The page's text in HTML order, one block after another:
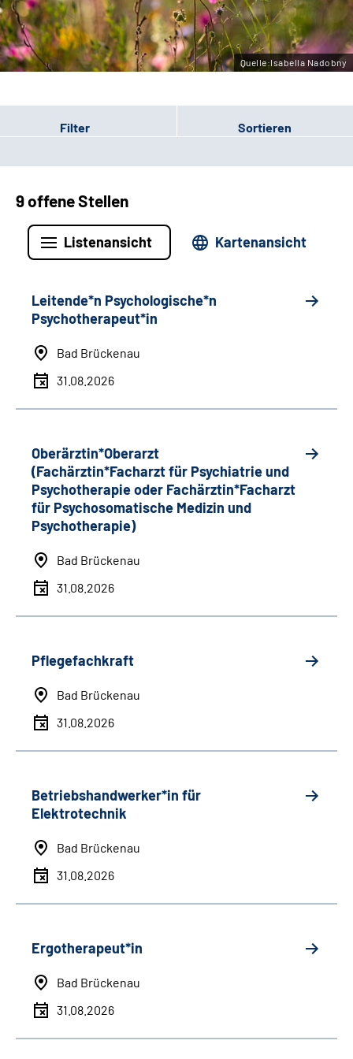
Leichte Sprache
Gebärdensprache
Quelle:Isabella Nadobny
Filter Sortieren
9 offene Stellen
Listenansicht Kartenansicht
Leitende*n Psychologische*n
Psychotherapeut*in
Bad Brückenau
31.08.2026
Oberärztin*Oberarzt
(Fachärztin*Facharzt für Psychiatrie und
Psychotherapie oder Fachärztin*Facharzt
für Psychosomatische Medizin und
Psychotherapie)
Bad Brückenau
31.08.2026
Pflegefachkraft
Bad Brückenau
31.08.2026
Betriebshandwerker*in für
Elektrotechnik
Bad Brückenau
31.08.2026
Ergotherapeut*in
Bad Brückenau
31.08.2026